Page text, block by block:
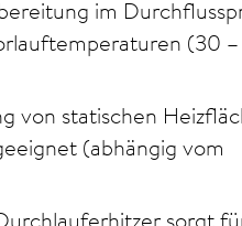
im
(30 –
von statischen
(abhängig vom